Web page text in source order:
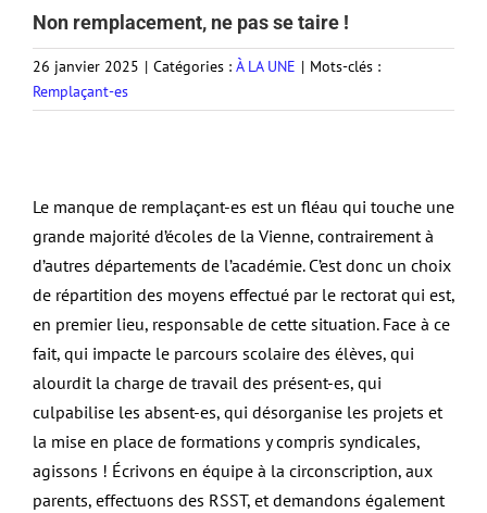
Non remplacement, ne pas se taire !
26 janvier 2025 | Catégories : À LA UNE | Mots-clés :
Remplaçant-es
Le manque de remplaçant-es est un fléau qui touche une
grande majorité d’écoles de la Vienne, contrairement à
d’autres départements de l’académie. C’est donc un choix
de répartition des moyens effectué par le rectorat qui est,
en premier lieu, responsable de cette situation. Face à ce
fait, qui impacte le parcours scolaire des élèves, qui
alourdit la charge de travail des présent-es, qui
culpabilise les absent-es, qui désorganise les projets et
la mise en place de formations y compris syndicales,
agissons ! Écrivons en équipe à la circonscription, aux
parents, effectuons des RSST, et demandons également